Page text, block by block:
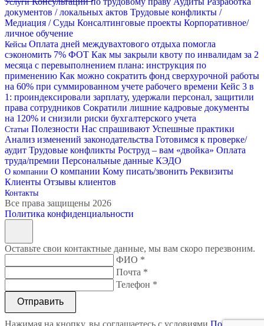
документов / локальных актов Трудовые конфликты /
Медиация / Суды Консалтинговые проекты Корпоративное/
личное обучение
Кейсы Оплата дней междувахтового отдыха помогла
сэкономить 7% ФОТ Как мы закрыли квоту по инвалидам за 2
месяца с перевыполнением плана: инструкция по
применению Как можно сократить фонд сверхурочной работы
на 60% при суммированном учете рабочего времени Кейс 3 в
1: проиндексировали зарплату, удержали персонал, защитили
права сотрудников Сократили лишние кадровые документы
на 120% и снизили риски бухгалтерского учета
Статьи Полезности Нас спрашивают Успешные практики
Анализ изменений законодательства Готовимся к проверке/
аудит Трудовые конфликты Роструд – вам «двойка» Оплата
труда/премии Персональные данные КЭДО
О компании О компании Кому писать/звонить Реквизиты
Клиенты Отзывы клиентов
Контакты
Все права защищены 2026
Политика конфиденциальности
Оставьте свои контактные данные, мы вам скоро перезвоним.
ФИО *
Почта *
Телефон *
Нажимая на кнопку, вы соглашаетесь с условиями Политики